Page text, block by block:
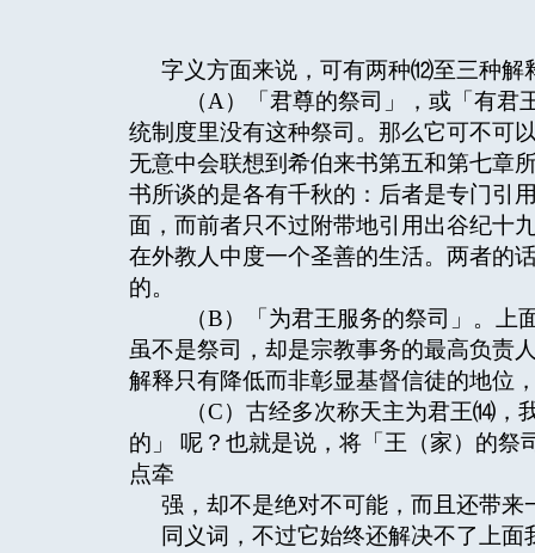
字义方面来说，可有两种⑿至三种解
（A）「君尊的祭司」，或「有君
统制度里没有这种祭司。那么它可不可
无意中会联想到希伯来书第五和第七章
书所谈的是各有千秋的：后者是专门引
面，而前者只不过附带地引用出谷纪十
在外教人中度一个圣善的生活。两者的
的。
（B）「为君王服务的祭司」。上
虽不是祭司，却是宗教事务的最高负责
解释只有降低而非彰显基督信徒的地位
（C）古经多次称天主为君王⒁，
的」 呢？也就是说，将「王（家）的
点牵
强，却不是绝对不可能，而且还带
同义词，不过它始终还解决不了上